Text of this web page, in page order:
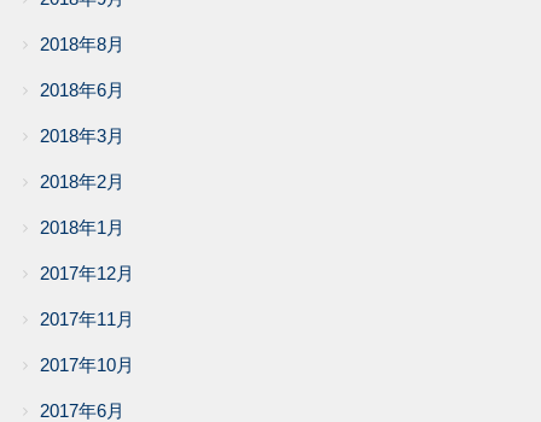
2018年8月
2018年6月
2018年3月
2018年2月
2018年1月
2017年12月
2017年11月
2017年10月
2017年6月